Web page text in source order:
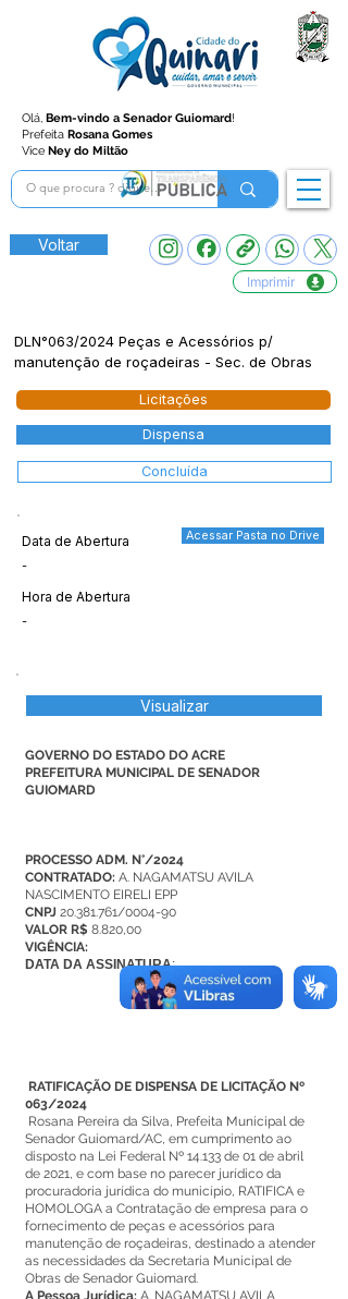
Olá, Bem-vindo a Senador Guiomard!
Prefeita Rosana Gomes
Vice Ney do Miltão
Voltar
Imprimir
DLN°063/2024 Peças e Acessórios p/
manutenção de roçadeiras - Sec. de Obras
Licitações
Dispensa
Concluída
Data de Abertura Acessar Pasta no Drive
-
Hora de Abertura
-
Visualizar
GOVERNO DO ESTADO DO ACRE
PREFEITURA MUNICIPAL DE SENADOR
GUIOMARD
PROCESSO ADM. N°/2024
CONTRATADO: A. NAGAMATSU AVILA
NASCIMENTO EIRELI EPP
CNPJ 20.381.761/0004-90
VALOR R$ 8.820,00
VIGÊNCIA:
DATA DA ASSINATURA:
RATIFICAÇÃO DE DISPENSA DE LICITAÇÃO Nº
063/2024
Rosana Pereira da Silva, Prefeita Municipal de
Senador Guiomard/AC, em cumprimento ao
disposto na Lei Federal Nº 14.133 de 01 de abril
de 2021, e com base no parecer jurídico da
procuradoria jurídica do município, RATIFICA e
HOMOLOGA a Contratação de empresa para o
fornecimento de peças e acessórios para
manutenção de roçadeiras, destinado a atender
as necessidades da Secretaria Municipal de
Obras de Senador Guiomard.
A Pessoa Jurídica: A. NAGAMATSU AVILA